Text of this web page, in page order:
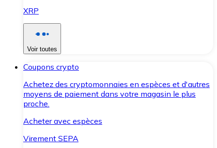
XRP
Voir toutes
Coupons crypto
Achetez des cryptomonnaies en espèces et d'autres
moyens de paiement dans votre magasin le plus
proche.
Acheter avec espèces
Virement SEPA